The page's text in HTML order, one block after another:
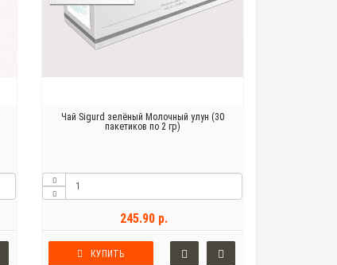
Чай Sigurd зелёный Молочный улун (30
пакетиков по 2 гр)
245.90 р.
КУПИТЬ